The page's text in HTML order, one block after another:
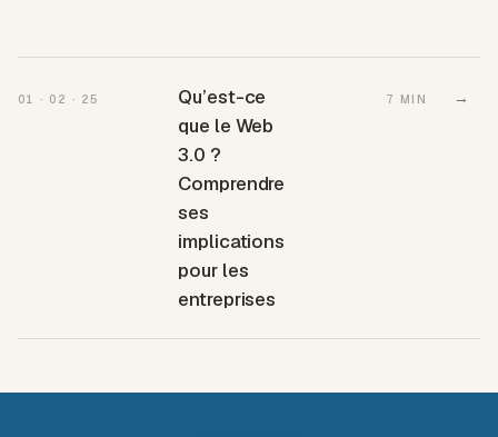
01 · 02 · 25
Qu’est-ce
que le Web
3.0 ?
Comprendre
ses
implications
pour les
entreprises
7 MIN →